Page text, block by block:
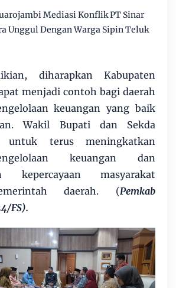
Mediasi Konflik PT Sinar
Unggul Dengan Warga Sipin Teluk
diharapkan Kabupaten
menjadi contoh bagi daerah
keuangan yang baik
Wakil Bupati dan Sekda
untuk terus meningkatkan
keuangan dan
kepercayaan masyarakat
daerah. (Pemkab
FS).